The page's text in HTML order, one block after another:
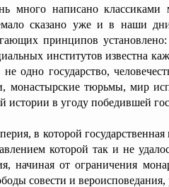
много написано
сказано уже и в наши
принципов
институтов известна
одно государство,
монастырские тюрьмы, мир
истории в угоду победившей
в которой
которой так и не
начиная от ограничения
совести и